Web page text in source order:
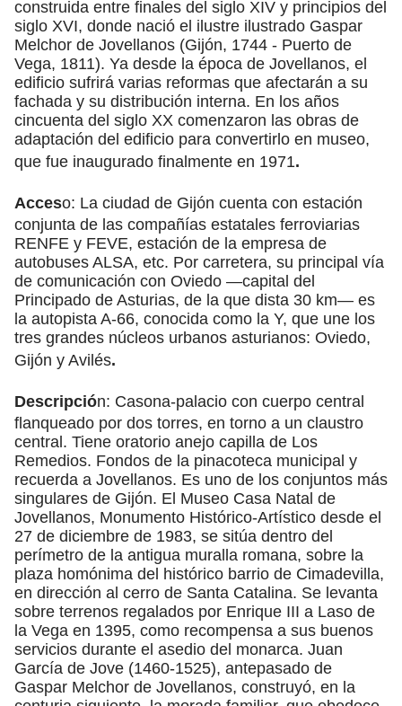
construida entre finales del siglo XIV y principios del
siglo XVI, donde nació el ilustre ilustrado Gaspar
Melchor de Jovellanos (Gijón, 1744 - Puerto de
Vega, 1811). Ya desde la época de Jovellanos, el
edificio sufrirá varias reformas que afectarán a su
fachada y su distribución interna. En los años
cincuenta del siglo XX comenzaron las obras de
adaptación del edificio para convertirlo en museo,
que fue inaugurado finalmente en 1971.
Acceso: La ciudad de Gijón cuenta con estación
conjunta de las compañías estatales ferroviarias
RENFE y FEVE, estación de la empresa de
autobuses ALSA, etc. Por carretera, su principal vía
de comunicación con Oviedo —capital del
Principado de Asturias, de la que dista 30 km— es
la autopista A-66, conocida como la Y, que une los
tres grandes núcleos urbanos asturianos: Oviedo,
Gijón y Avilés.
Descripción: Casona-palacio con cuerpo central
flanqueado por dos torres, en torno a un claustro
central. Tiene oratorio anejo capilla de Los
Remedios. Fondos de la pinacoteca municipal y
recuerda a Jovellanos. Es uno de los conjuntos más
singulares de Gijón. El Museo Casa Natal de
Jovellanos, Monumento Histórico-Artístico desde el
27 de diciembre de 1983, se sitúa dentro del
perímetro de la antigua muralla romana, sobre la
plaza homónima del histórico barrio de Cimadevilla,
en dirección al cerro de Santa Catalina. Se levanta
sobre terrenos regalados por Enrique III a Laso de
la Vega en 1395, como recompensa a sus buenos
servicios durante el asedio del monarca. Juan
García de Jove (1460-1525), antepasado de
Gaspar Melchor de Jovellanos, construyó, en la